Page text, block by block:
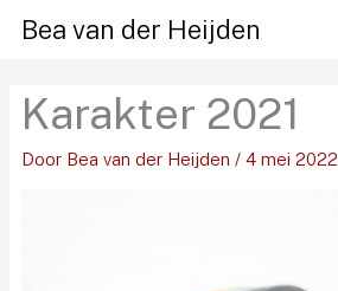
naar
inhoud
Bea van der Heijden
Karakter 2021
Door Bea van der Heijden / 4 mei 2022